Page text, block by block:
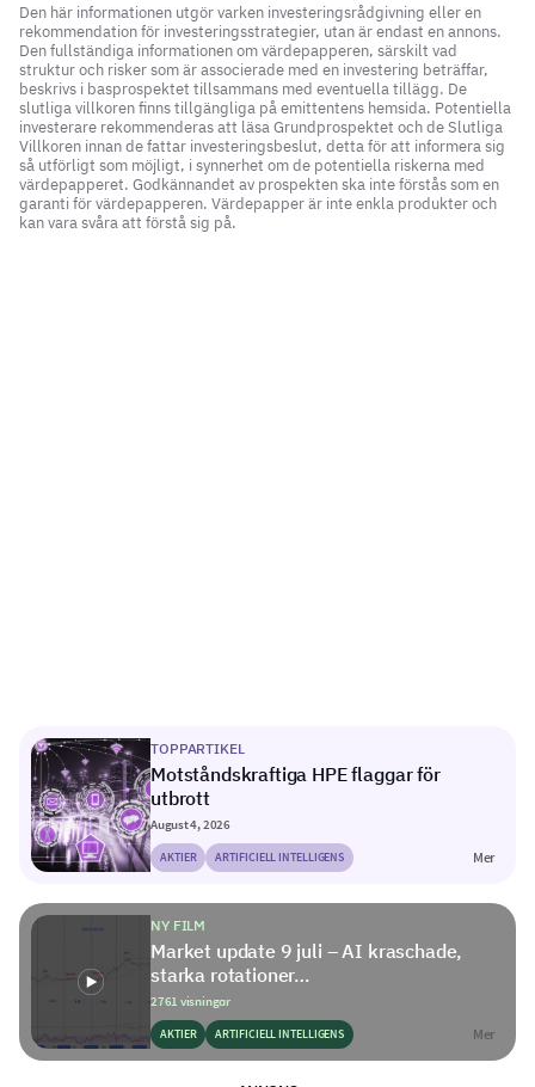
Den här informationen utgör varken investeringsrådgivning eller en
rekommendation för investeringsstrategier, utan är endast en annons.
Den fullständiga informationen om värdepapperen, särskilt vad
struktur och risker som är associerade med en investering beträffar,
beskrivs i basprospektet tillsammans med eventuella tillägg. De
slutliga villkoren finns tillgängliga på emittentens hemsida. Potentiella
investerare rekommenderas att läsa Grundprospektet och de Slutliga
Villkoren innan de fattar investeringsbeslut, detta för att informera sig
så utförligt som möjligt, i synnerhet om de potentiella riskerna med
värdepapperet. Godkännandet av prospekten ska inte förstås som en
garanti för värdepapperen. Värdepapper är inte enkla produkter och
kan vara svåra att förstå sig på.
TOPPARTIKEL
Motståndskraftiga HPE flaggar för
utbrott
August 4, 2026
AKTIER ARTIFICIELL INTELLIGENS Mer
NY FILM
Market update 9 juli – AI kraschade,
starka rotationer…
2761 visningar
AKTIER ARTIFICIELL INTELLIGENS Mer